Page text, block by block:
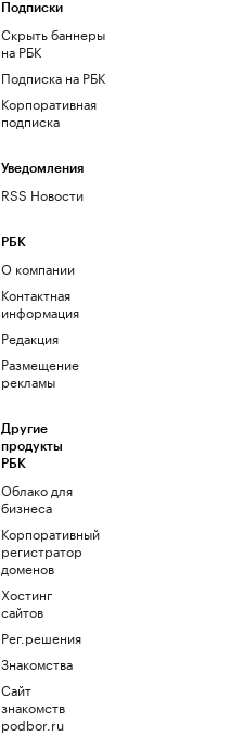
Подписки
Скрыть баннеры
на РБК
Подписка на РБК
Корпоративная
подписка
Уведомления
RSS Новости
РБК
О компании
Контактная
информация
Редакция
Размещение
рекламы
Другие
продукты
РБК
Облако для
бизнеса
Корпоративный
регистратор
доменов
Хостинг
сайтов
Рег.решения
Знакомства
Сайт
знакомств
podbor.ru